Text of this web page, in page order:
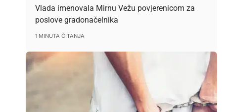
Vlada imenovala Mirnu Vežu povjerenicom za
poslove gradonačelnika
1 MINUTA ČITANJA